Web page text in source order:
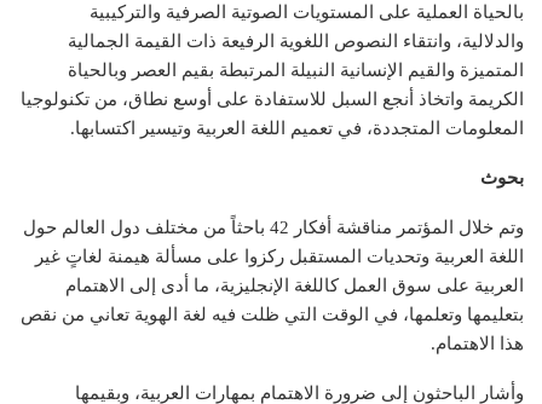
بالحياة العملية على المستويات الصوتية الصرفية والتركيبية
والدلالية، وانتقاء النصوص اللغوية الرفيعة ذات القيمة الجمالية
المتميزة والقيم الإنسانية النبيلة المرتبطة بقيم العصر وبالحياة
الكريمة واتخاذ أنجع السبل للاستفادة على أوسع نطاق، من تكنولوجيا
المعلومات المتجددة، في تعميم اللغة العربية وتيسير اكتسابها.
بحوث
وتم خلال المؤتمر مناقشة أفكار 42 باحثاً من مختلف دول العالم حول
اللغة العربية وتحديات المستقبل ركزوا على مسألة هيمنة لغاتٍ غير
العربية على سوق العمل كاللغة الإنجليزية، ما أدى إلى الاهتمام
بتعليمها وتعلمها، في الوقت التي ظلت فيه لغة الهوية تعاني من نقص
هذا الاهتمام.
وأشار الباحثون إلى ضرورة الاهتمام بمهارات العربية، وبقيمها